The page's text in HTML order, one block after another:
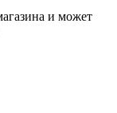
и может